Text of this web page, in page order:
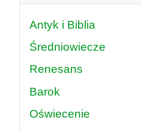
Antyk i Biblia
Średniowiecze
Renesans
Barok
Oświecenie